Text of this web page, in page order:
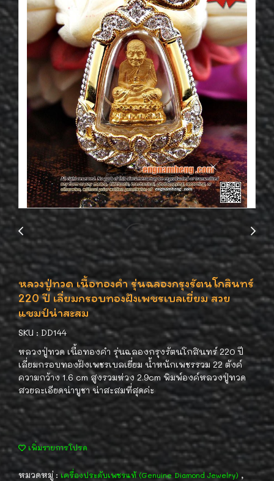
หลวงปู่ทวด เนื้อทองคำ รุ่นฉลองกรุงรัตนโกสินทร์
220 ปี เลี่ยมกรอบทองฝังเพชรเบลเยี่ยม สวย
แชมป์น่าสะสม
SKU : DD144
หลวงปู่ทวด เนื้อทองคำ รุ่นฉลองกรุงรัตนโกสินทร์ 220 ปี
เลี่ยมกรอบทองฝังเพชรเบลเยี่ยม น้ำหนักเพชรรวม 22 ตังค์
ความกว้าง 1.6 cm สูงรวมห่วง 2.9cm พิมพ์องค์หลวงปู่ทวด
สวยละเอียดน่าบูชา น่าสะสมที่สุดค่ะ
เพิ่มรายการโปรด
หมวดหมู่ :เครื่องประดับเพชรแท้ (Genuine Diamond Jewelry) ,